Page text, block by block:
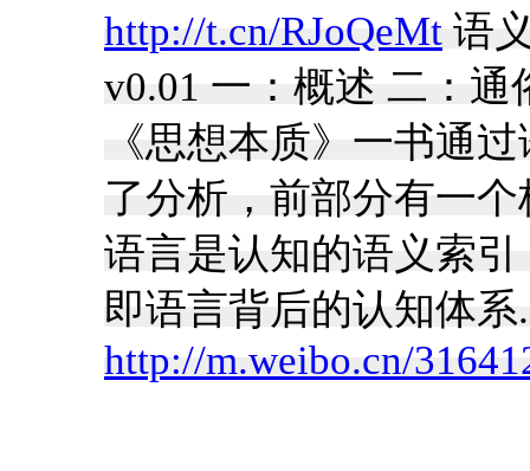
http://t.cn/RJoQeMt 语
v0.01 一：概述 二：
《思想本质》一书通
了分析，前部分有一
语言是认知的语义索
即语言背后的认知体系
http://m.weibo.cn/